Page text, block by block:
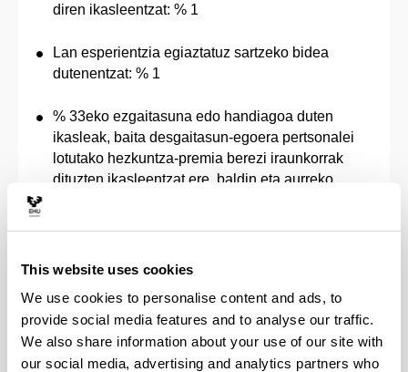
This website uses cookies
We use cookies to personalise content and ads, to
provide social media features and to analyse our traffic.
We also share information about your use of our site with
our social media, advertising and analytics partners who
diren ikasleentzat: % 1
Lan esperientzia egiaztatuz sartzeko bidea
dutenentzat: % 1
% 33eko ezgaitasuna edo handiagoa duten
ikasleak, baita desgaitasun-egoera pertsonalei
lotutako hezkuntza-premia berezi iraunkorrak
dituzten ikasleentzat ere, baldin eta aurreko
Horretarako, autonomia-erkidego bakoitzeko
organo eskudunak emandako desgaitasun-
mailaren kalifikazio- eta aitorpen-ziurtagiria
aurkeztu beharko dute ikasle horiek, eta hezkuntza-
normalizazio osorako baliabideak eta laguntzak